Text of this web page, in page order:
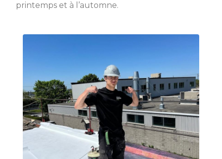
printemps et à l’automne.